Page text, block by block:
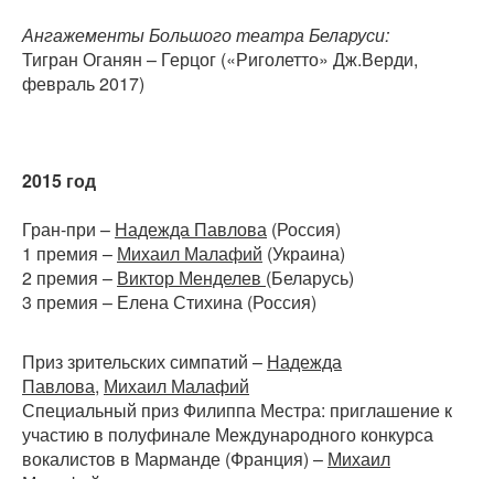
Ангажементы Большого театра Беларуси:
Тигран Оганян – Герцог («Риголетто» Дж.Верди,
февраль 2017)
2015 год
Гран-при – Надежда Павлова (Россия)
1 премия – Михаил Малафий (Украина)
2 премия – Виктор Менделев (Беларусь)
3 премия – Елена Стихина (Россия)
Приз зрительских симпатий – Надежда
Павлова, Михаил Малафий
Специальный приз Филиппа Местра: приглашение к
участию в полуфинале Международного конкурса
вокалистов в Марманде (Франция) – Михаил